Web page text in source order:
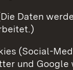
Kontakt
Daten
(Social-
und Google